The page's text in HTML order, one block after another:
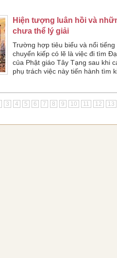
Hiện tượng luân hồi và
chưa thể lý giải
Trường hợp tiêu biểu và nổi
chuyển kiếp có lẽ là việc đi tìm
của Phật giáo Tây Tạng sau khi
phụ trách việc này tiến hành tìm
3 4 5 6 7 8 9 10 11 12 13